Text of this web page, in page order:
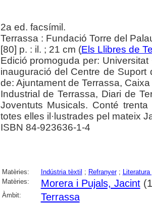
2a ed. facsímil.
Terrassa : Fundació Torre del
[80] p. : il. ; 21 cm (Els Llibres de
Edició promoguda per:
inauguració del Centre de Suport
de: Ajuntament de Terrassa,
Industrial de Terrassa, Diari de
Joventuts Musicals. Conté
totes elles il·lustrades pel mateix
ISBN 84-923636-1-4
Matèries: Indústria tèxtil ; Refranyer; Literatura
Matèries:
Morera i Pujals, Jacint
Àmbit: Terrassa